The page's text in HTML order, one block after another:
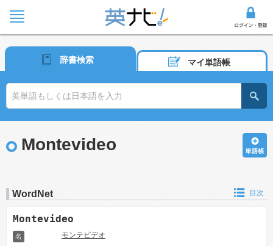
辞書検索 マイ単語帳
Montevideo
WordNet 目次
Montevideo
名 モンテビデオ